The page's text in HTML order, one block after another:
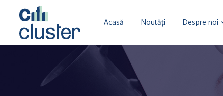
Acasă Noutăți Despre noi